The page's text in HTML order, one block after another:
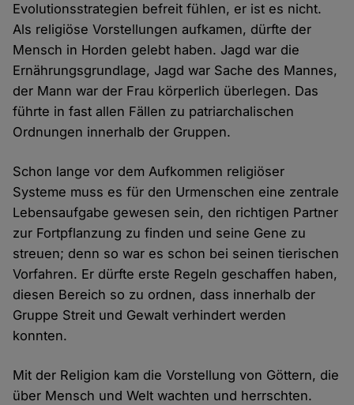
Evolutionsstrategien befreit fühlen, er ist es nicht.
Als religiöse Vorstellungen aufkamen, dürfte der
Mensch in Horden gelebt haben. Jagd war die
Ernährungsgrundlage, Jagd war Sache des Mannes,
der Mann war der Frau körperlich überlegen. Das
führte in fast allen Fällen zu patriarchalischen
Ordnungen innerhalb der Gruppen.
Schon lange vor dem Aufkommen religiöser
Systeme muss es für den Urmenschen eine zentrale
Lebensaufgabe gewesen sein, den richtigen Partner
zur Fortpflanzung zu finden und seine Gene zu
streuen; denn so war es schon bei seinen tierischen
Vorfahren. Er dürfte erste Regeln geschaffen haben,
diesen Bereich so zu ordnen, dass innerhalb der
Gruppe Streit und Gewalt verhindert werden
konnten.
Mit der Religion kam die Vorstellung von Göttern, die
über Mensch und Welt wachten und herrschten.